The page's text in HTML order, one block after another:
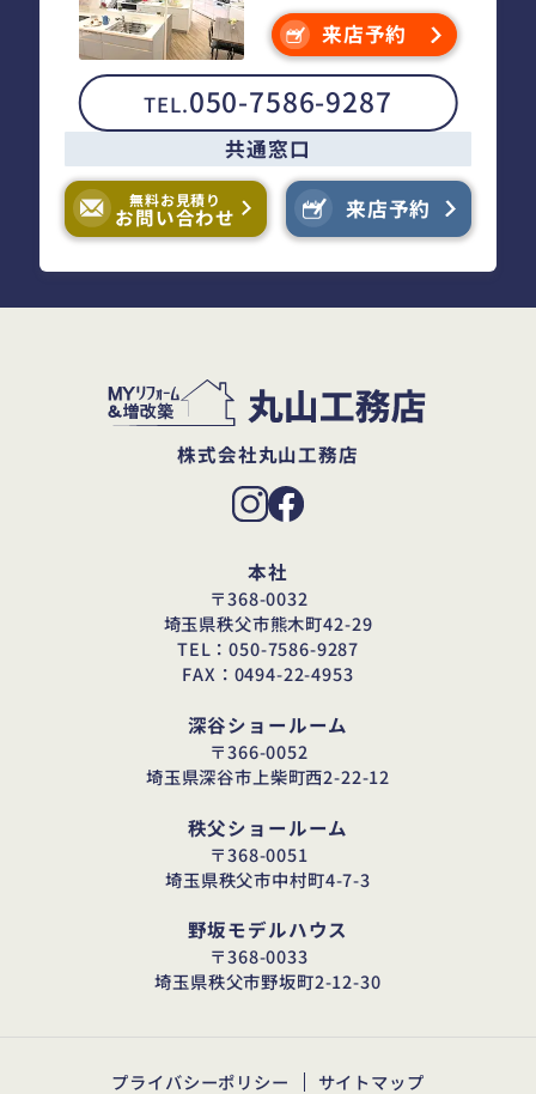
来店予約
TEL.050-7586-9287
共通窓口
来店予約
無料お見積り
お問い合わせ
株式会社丸山工務店
本社
〒368-0032
埼玉県秩父市熊木町42-29
TEL：050-7586-9287
FAX：0494-22-4953
深谷ショールーム
〒366-0052
埼玉県深谷市上柴町西2-22-12
秩父ショールーム
〒368-0051
埼玉県秩父市中村町4-7-3
野坂モデルハウス
〒368-0033
埼玉県秩父市野坂町2-12-30
プライバシーポリシー サイトマップ